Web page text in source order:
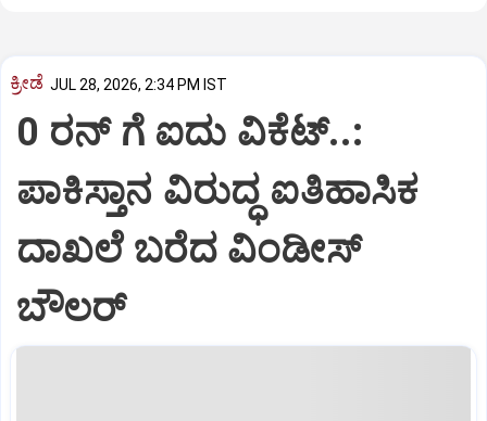
ಕ್ರೀಡೆ JUL 28, 2026, 2:34 PM IST
0 ರನ್‌ ಗೆ ಐದು ವಿಕೆಟ್..:‌
ಪಾಕಿಸ್ತಾನ ವಿರುದ್ಧ ಐತಿಹಾಸಿಕ
ದಾಖಲೆ ಬರೆದ ವಿಂಡೀಸ್‌
ಬೌಲರ್